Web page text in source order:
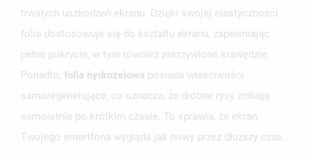
trwałych uszkodzeń ekranu. Dzięki swojej elastyczności
folia dostosowuje się do kształtu ekranu, zapewniając
pełne pokrycie, w tym również zakrzywione krawędzie.
Ponadto, folia hydrożelowa posiada właściwości
samoregenerujące, co oznacza, że drobne rysy znikają
samoistnie po krótkim czasie. To sprawia, że ekran
Twojego smartfona wygląda jak nowy przez dłuższy czas.
add_circle_outline UTWÓRZ NOWĄ LISTĘ
ANULUJ ZALOGUJ SIĘ